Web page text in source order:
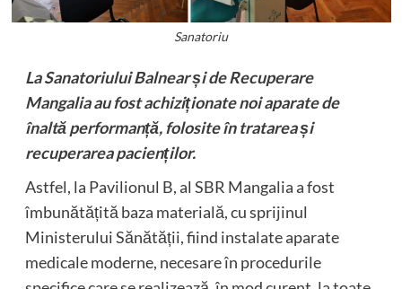
Sanatoriu
La Sanatoriului Balnear și de Recuperare
Mangalia au fost achiziționate noi aparate de
înaltă performanță, folosite în tratarea și
recuperarea pacienților.
Astfel, la Pavilionul B, al SBR Mangalia a fost
îmbunătățită baza materială, cu sprijinul
Ministerului Sănătății, fiind instalate aparate
medicale moderne, necesare în procedurile